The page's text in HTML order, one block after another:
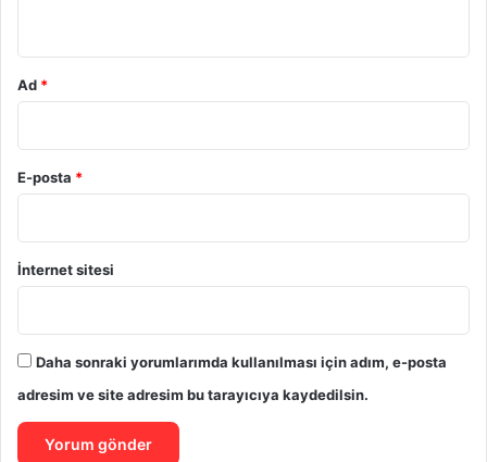
Ad *
E-posta *
İnternet sitesi
Daha sonraki yorumlarımda kullanılması için adım, e-posta
adresim ve site adresim bu tarayıcıya kaydedilsin.